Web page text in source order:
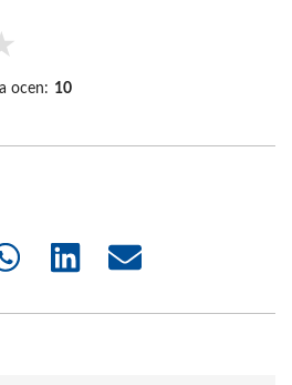
ocen: 10
Share
Share
Share